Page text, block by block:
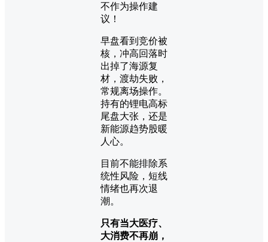
不作为操作建
议！
早盘看到竞价被
核，冲高回落时
出掉了海源复
材，渡劫失败，
常规离场操作。
持有的锂电高标
尾盘大张，还是
新能源趋势股暖
人心。
目前不能排除系
统性风险，短线
情绪也再次退
潮。
只有当大医疗、
大消费不再崩，